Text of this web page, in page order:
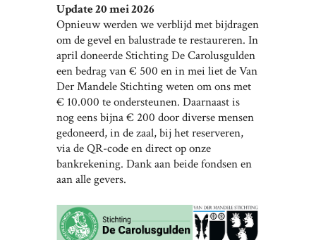
Update 20 mei 2026
Opnieuw werden we verblijd met bijdragen
om de gevel en balustrade te restaureren. In
april doneerde Stichting De Carolusgulden
een bedrag van € 500 en in mei liet de Van
Der Mandele Stichting weten om ons met
€ 10.000 te ondersteunen. Daarnaast is
nog eens bijna € 200 door diverse mensen
gedoneerd, in de zaal, bij het reserveren,
via de QR-code en direct op onze
bankrekening. Dank aan beide fondsen en
aan alle gevers.